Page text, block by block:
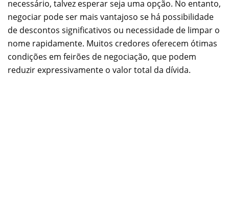
necessário, talvez esperar seja uma opção. No entanto,
negociar pode ser mais vantajoso se há possibilidade
de descontos significativos ou necessidade de limpar o
nome rapidamente. Muitos credores oferecem ótimas
condições em feirões de negociação, que podem
reduzir expressivamente o valor total da dívida.